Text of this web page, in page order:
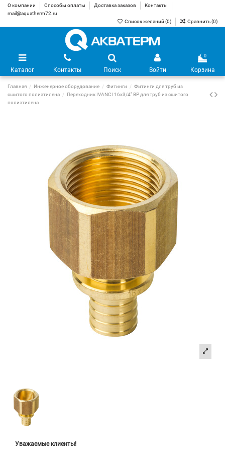
О компании Способы оплаты Доставка заказов
Контакты
mail@aquatherm72.ru
Список желаний (0) Сравнить (0)
Каталог Контакты Поиск Войти
0
Корзина
Главная Инженерное оборудование Фитинги
Фитинги для труб из
сшитого полиэтилена
Переходник IVANCI 16x3/4" ВР для труб из сшитого
полиэтилена
Уважаемые клиенты!